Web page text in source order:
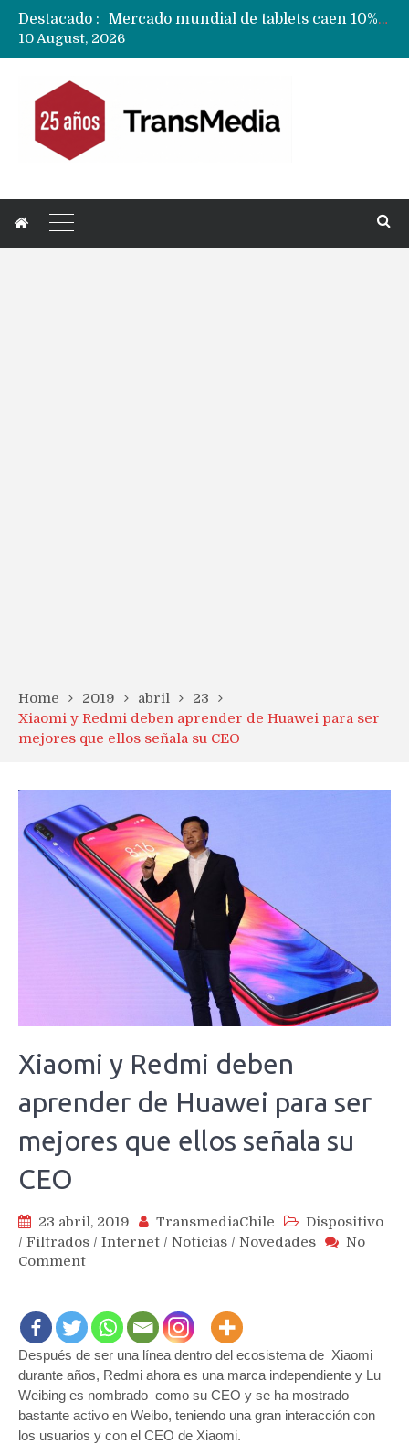
Destacado :
Fabricantes suben precios de teléfonos y ganan más dinero en un mercado donde Xiaomi alerta por no mejorar ventas
10 August, 2026
Home 2019 abril
23
Xiaomi y Redmi deben aprender de Huawei para ser
mejores que ellos señala su CEO
Xiaomi y Redmi deben
aprender de Huawei para ser
mejores que ellos señala su
CEO
23 abril, 2019 TransmediaChile
Dispositivo
/ Filtrados / Internet / Noticias / Novedades
No
Commenton
Redmi
deben
aprender
de
Huawei
para
ser
Después de ser una línea dentro del ecosistema de Xiaomi
durante años, Redmi ahora es una marca independiente y Lu
Weibing es nombrado como su CEO y se ha mostrado
bastante activo en Weibo, teniendo una gran interacción con
los usuarios y con el CEO de Xiaomi.